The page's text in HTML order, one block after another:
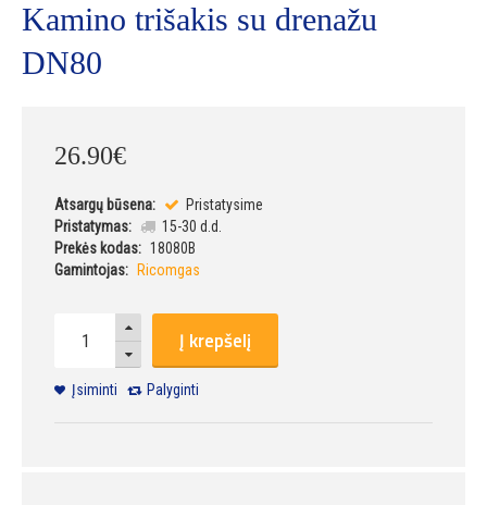
Kamino trišakis su drenažu
DN80
26.90€
Atsargų būsena:
Pristatysime
Pristatymas:
15-30 d.d.
Prekės kodas: 18080B
Gamintojas:
Ricomgas
Į krepšelį
Įsiminti Palyginti